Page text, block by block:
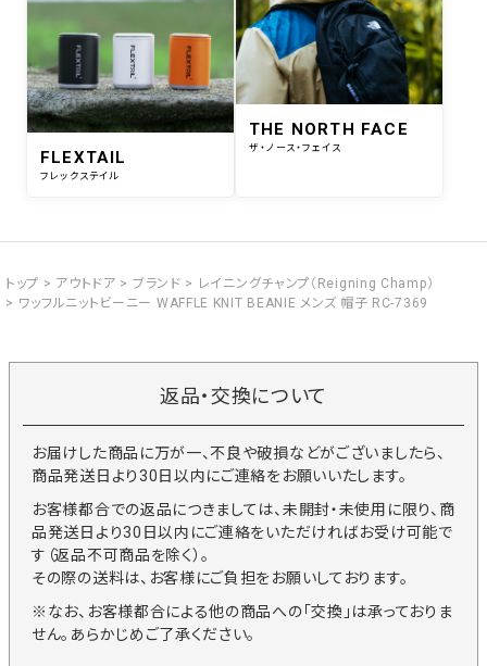
FLEXTAIL
フレックステイル
THE NORTH FACE
ザ・ノース・フェイス
トップ アウトドア ブランド
レイニングチャンプ（Reigning Champ）
ワッフルニットビーニー WAFFLE KNIT BEANIE メンズ 帽子 RC-7369
返品・交換について
お届けした商品に万が一、不良や破損などがございましたら、
商品発送日より30日以内にご連絡をお願いいたします。
お客様都合での返品につきましては、未開封・未使用に限り、商
品発送日より30日以内にご連絡をいただければお受け可能で
す（返品不可商品を除く）。
その際の送料は、お客様にご負担をお願いしております。
※なお、お客様都合による他の商品への「交換」は承っておりま
せん。あらかじめご了承ください。